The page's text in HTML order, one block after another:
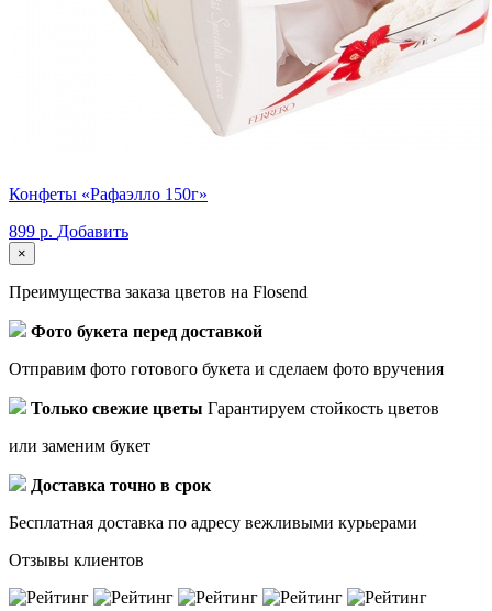
Конфеты «Рафаэлло 150г»
899 р. Добавить
×
Преимущества заказа цветов на Flosend
Фото букета перед доставкой
Отправим фото готового букета и сделаем фото вручения
Только свежие цветы Гарантируем стойкость цветов
или заменим букет
Доставка точно в срок
Бесплатная доставка по адресу вежливыми курьерами
Отзывы клиентов